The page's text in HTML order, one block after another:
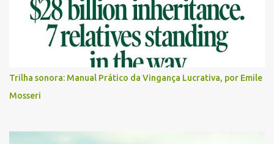
Trilha sonora: Manual Prático da Vingança Lucrativa, por Emile
Mosseri